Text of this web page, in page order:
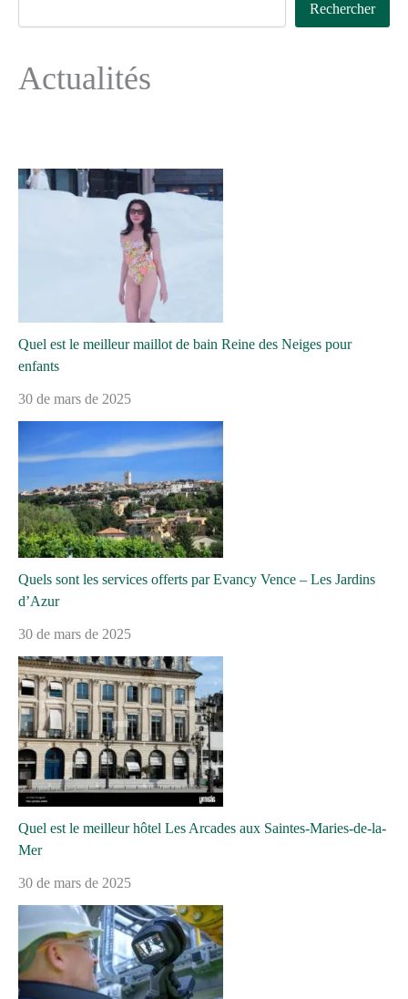
Rechercher
Actualités
Quel est le meilleur maillot de bain Reine des Neiges pour
enfants
30 de mars de 2025
Quels sont les services offerts par Evancy Vence – Les Jardins
d’Azur
30 de mars de 2025
Quel est le meilleur hôtel Les Arcades aux Saintes-Maries-de-la-
Mer
30 de mars de 2025